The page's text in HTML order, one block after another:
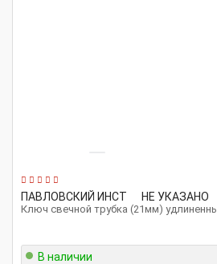
ПАВЛОВСКИЙ ИНСТ НЕ УКАЗАНО
Ключ свечной трубка (21мм)
В наличии